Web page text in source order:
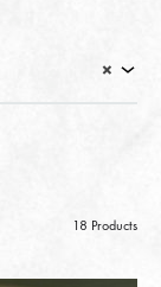
×
18 Products